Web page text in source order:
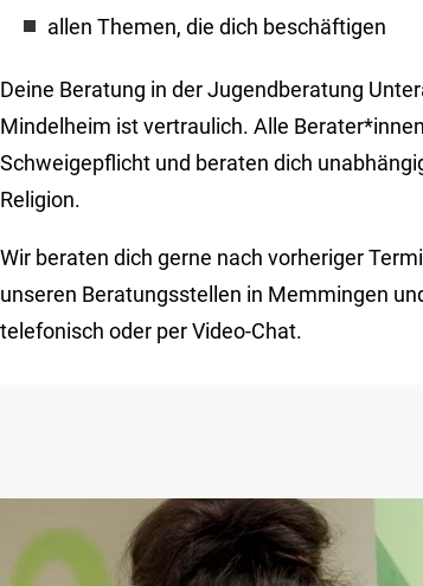
allen Themen, die dich beschäftigen
Deine Beratung in der Jugendberatung
Mindelheim ist vertraulich. Alle
Schweigepflicht und beraten dich
Religion.
Wir beraten dich gerne nach vorheriger
unseren Beratungsstellen in Memmingen
telefonisch oder per Video-Chat.